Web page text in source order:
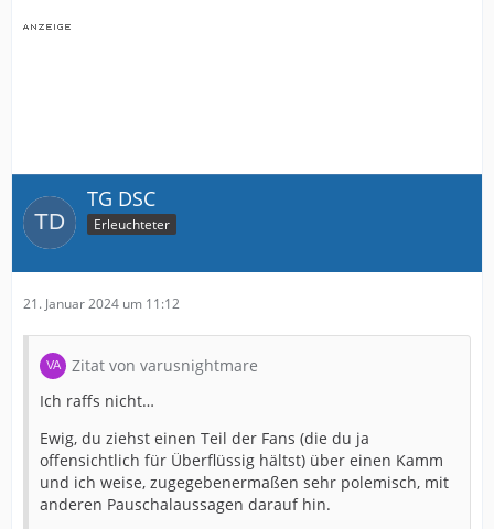
TG DSC
Erleuchteter
21. Januar 2024 um 11:12
Zitat von varusnightmare
Ich raffs nicht…
Ewig, du ziehst einen Teil der Fans (die du ja
offensichtlich für Überflüssig hältst) über einen Kamm
und ich weise, zugegebenermaßen sehr polemisch, mit
anderen Pauschalaussagen darauf hin.